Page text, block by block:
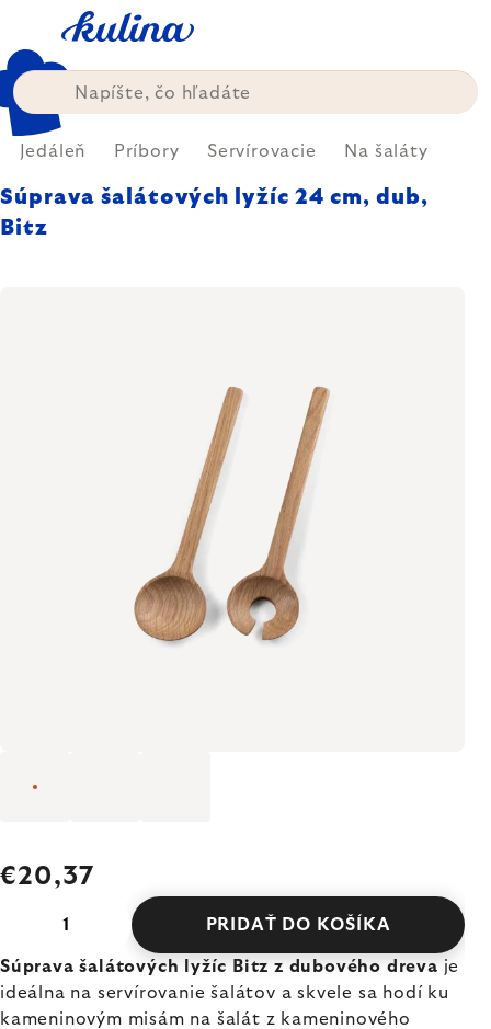
obsah
Jedáleň Príbory Servírovacie Na šaláty
Súprava šalátových lyžíc 24 cm, dub,
Bitz
€20,37
PRIDAŤ DO KOŠÍKA
Súprava šalátových lyžíc Bitz z dubového dreva je
ideálna na servírovanie šalátov a skvele sa hodí ku
kameninovým misám na šalát z kameninového